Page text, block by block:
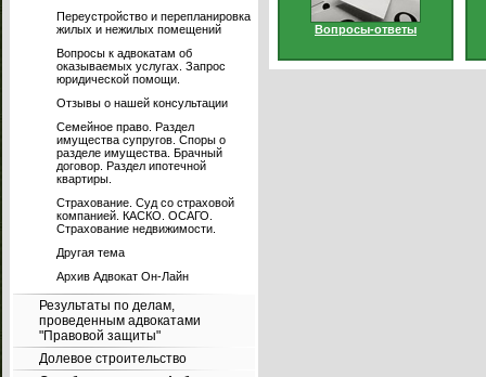
Переустройство и перепланировка
жилых и нежилых помещений
Вопросы к адвокатам об
оказываемых услугах. Запрос
юридической помощи.
Отзывы о нашей консультации
Семейное право. Раздел
имущества супругов. Споры о
разделе имущества. Брачный
договор. Раздел ипотечной
квартиры.
Страхование. Суд со страховой
компанией. КАСКО. ОСАГО.
Страхование недвижимости.
Другая тема
Архив Адвокат Он-Лайн
Результаты по делам,
проведенным адвокатами
"Правовой защиты"
Долевое строительство
Вопросы-ответы